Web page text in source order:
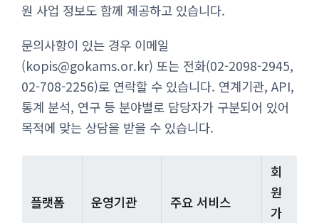
원 사업 정보도 함께 제공하고 있습니다.
문의사항이 있는 경우 이메일
(kopis@gokams.or.kr) 또는 전화(02-2098-2945,
02-708-2256)로 연락할 수 있습니다. 연계기관, API,
통계 분석, 연구 등 분야별로 담당자가 구분되어 있어
목적에 맞는 상담을 받을 수 있습니다.
플랫폼 운영기관 주요 서비스
회
원
가